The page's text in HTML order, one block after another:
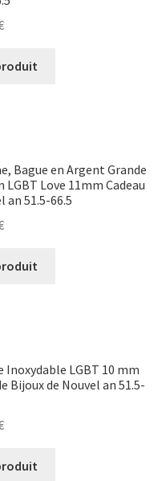
Bague en Argent Grande
Love 11mm Cadeau
an 51.5-66.5
Inoxydable LGBT 10 mm
Bijoux de Nouvel an 51.5-